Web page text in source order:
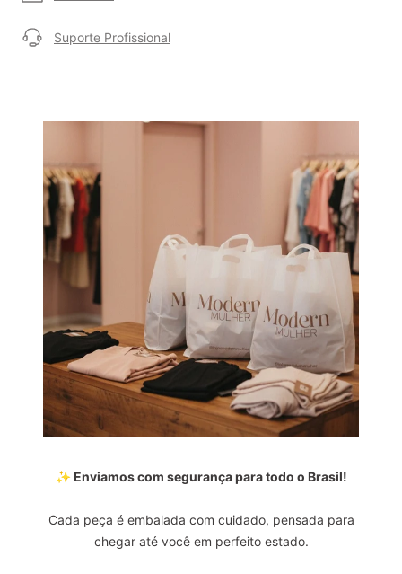
Suporte Profissional
✨ Enviamos com segurança para todo o Brasil!
Cada peça é embalada com cuidado, pensada para
chegar até você em perfeito estado.